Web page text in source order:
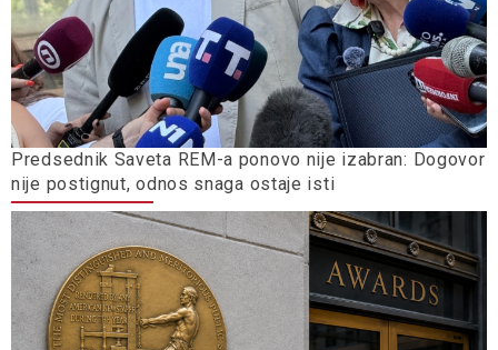
Predsednik Saveta REM-a ponovo nije izabran: Dogovor
nije postignut, odnos snaga ostaje isti